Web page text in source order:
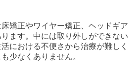
矯正やワイヤー矯正、ヘッドギア
ます。中には取り外しができない
における不便さから治療が難しく
少なくありません。